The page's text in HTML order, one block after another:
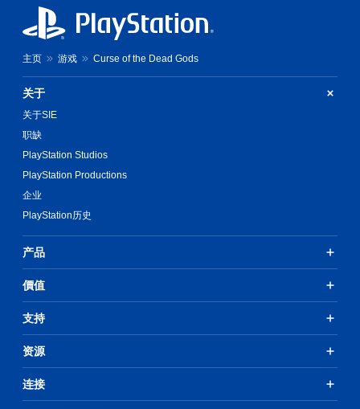
主页 游戏 Curse of the Dead Gods
关于
关于SIE
职缺
PlayStation Studios
PlayStation Productions
企业
PlayStation历史
产品
價值
支持
资源
连接